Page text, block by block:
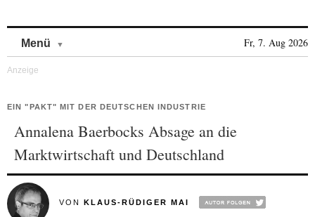
Menü Fr, 7. Aug 2026
EIN "PAKT" MIT DER DEUTSCHEN INDUSTRIE
Annalena Baerbocks Absage an die
Marktwirtschaft und Deutschland
VON KLAUS-RÜDIGER MAI